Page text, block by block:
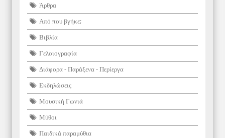
Άρθρα
Από που βγήκε;
Βιβλία
Γελοιογραφία
Διάφορα - Παράξενα - Περίεργα
Εκδηλώσεις
Μουσική Γωνιά
Μύθοι
Παιδικά παραμύθια